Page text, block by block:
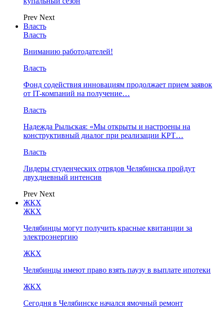
Prev Next
Власть
Власть
Вниманию работодателей!
Власть
Фонд содействия инновациям продолжает прием заявок
от IT-компаний на получение…
Власть
Надежда Рыльская: «Мы открыты и настроены на
конструктивный диалог при реализации КРТ…
Власть
Лидеры студенческих отрядов Челябинска пройдут
двухдневный интенсив
Prev Next
ЖКХ
ЖКХ
Челябинцы могут получить красные квитанции за
электроэнергию
ЖКХ
Челябинцы имеют право взять паузу в выплате ипотеки
ЖКХ
Сегодня в Челябинске начался ямочный ремонт